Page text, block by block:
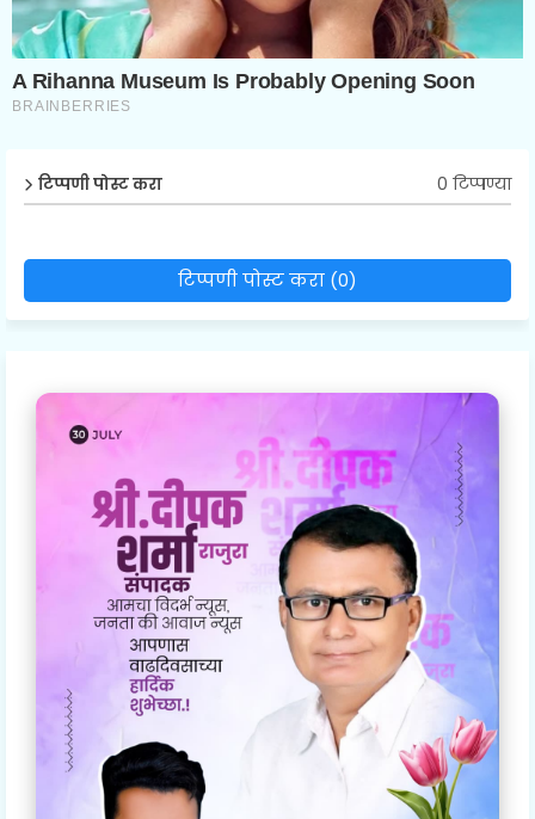
टिप्पणी पोस्ट करा 0 टिप्पण्या
टिप्पणी पोस्ट करा (0)